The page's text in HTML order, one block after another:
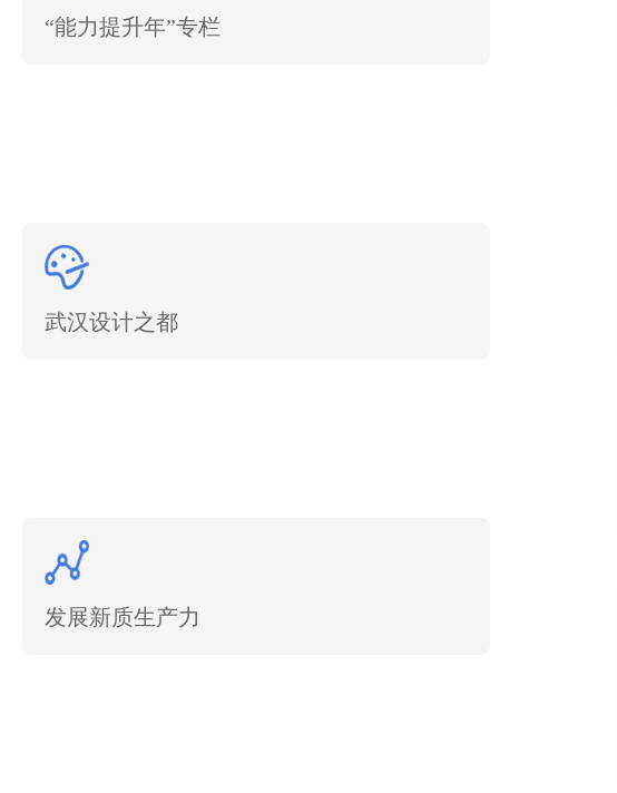
“能力提升年”专栏
武汉设计之都
发展新质生产力